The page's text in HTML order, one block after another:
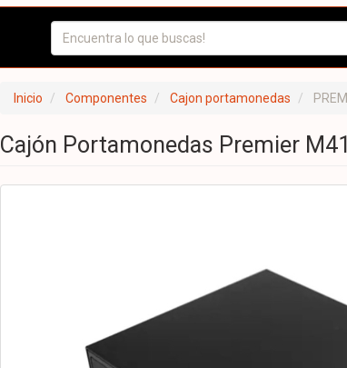
Inicio Componentes Cajon portamonedas
Cajón Portamonedas Premier